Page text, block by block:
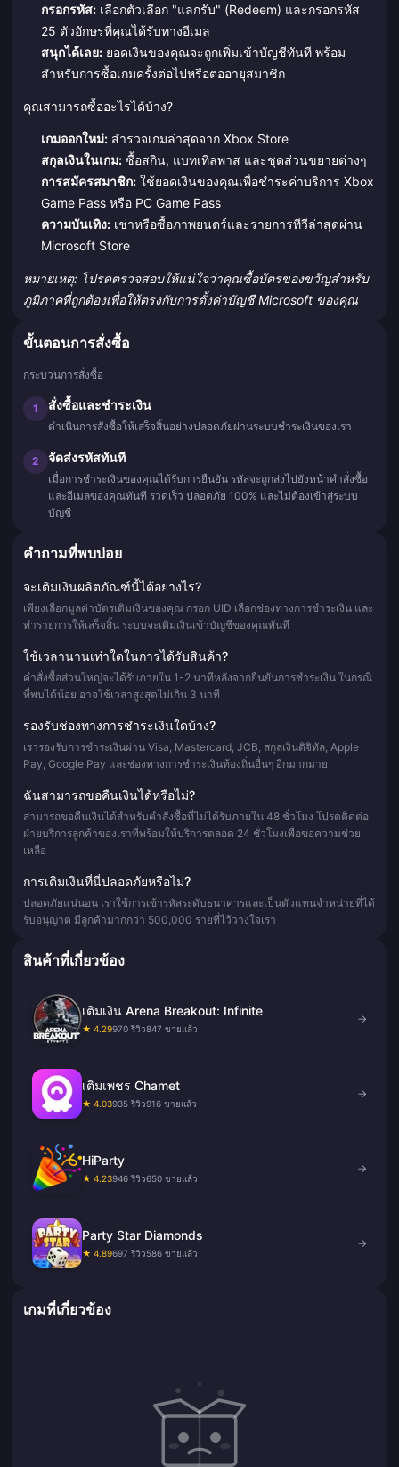
กรอกรหัส:เลือกตัวเลือก "แลกรับ" (Redeem) และกรอกรหัส
25 ตัวอักษรที่คุณได้รับทางอีเมล
สนุกได้เลย:ยอดเงินของคุณจะถูกเพิ่มเข้าบัญชีทันที พร้อม
สำหรับการซื้อเกมครั้งต่อไปหรือต่ออายุสมาชิก
คุณสามารถซื้ออะไรได้บ้าง?
เกมออกใหม่:สำรวจเกมล่าสุดจาก Xbox Store
สกุลเงินในเกม:ซื้อสกิน, แบทเทิลพาส และชุดส่วนขยายต่างๆ
การสมัครสมาชิก:ใช้ยอดเงินของคุณเพื่อชำระค่าบริการ Xbox
Game Pass หรือ PC Game Pass
ความบันเทิง:เช่าหรือซื้อภาพยนตร์และรายการทีวีล่าสุดผ่าน
Microsoft Store
หมายเหตุ: โปรดตรวจสอบให้แน่ใจว่าคุณซื้อบัตรของขวัญสำหรับ
ภูมิภาคที่ถูกต้องเพื่อให้ตรงกับการตั้งค่าบัญชี Microsoft ของคุณ
ขั้นตอนการสั่งซื้อ
กระบวนการสั่งซื้อ
1 สั่งซื้อและชำระเงิน
ดำเนินการสั่งซื้อให้เสร็จสิ้นอย่างปลอดภัยผ่านระบบชำระเงินของเรา
2 จัดส่งรหัสทันที
เมื่อการชำระเงินของคุณได้รับการยืนยัน รหัสจะถูกส่งไปยังหน้าคำสั่งซื้อ
และอีเมลของคุณทันที รวดเร็ว ปลอดภัย 100% และไม่ต้องเข้าสู่ระบบ
บัญชี
คำถามที่พบบ่อย
จะเติมเงินผลิตภัณฑ์นี้ได้อย่างไร?
เพียงเลือกมูลค่าบัตรเติมเงินของคุณ กรอก UID เลือกช่องทางการชำระเงิน และ
ทำรายการให้เสร็จสิ้น ระบบจะเติมเงินเข้าบัญชีของคุณทันที
ใช้เวลานานเท่าใดในการได้รับสินค้า?
คำสั่งซื้อส่วนใหญ่จะได้รับภายใน 1-2 นาทีหลังจากยืนยันการชำระเงิน ในกรณี
ที่พบได้น้อย อาจใช้เวลาสูงสุดไม่เกิน 3 นาที
รองรับช่องทางการชำระเงินใดบ้าง?
เรารองรับการชำระเงินผ่าน Visa, Mastercard, JCB, สกุลเงินดิจิทัล, Apple
Pay, Google Pay และช่องทางการชำระเงินท้องถิ่นอื่นๆ อีกมากมาย
ฉันสามารถขอคืนเงินได้หรือไม่?
สามารถขอคืนเงินได้สำหรับคำสั่งซื้อที่ไม่ได้รับภายใน 48 ชั่วโมง โปรดติดต่อ
ฝ่ายบริการลูกค้าของเราที่พร้อมให้บริการตลอด 24 ชั่วโมงเพื่อขอความช่วย
เหลือ
การเติมเงินที่นี่ปลอดภัยหรือไม่?
ปลอดภัยแน่นอน เราใช้การเข้ารหัสระดับธนาคารและเป็นตัวแทนจำหน่ายที่ได้
รับอนุญาต มีลูกค้ามากกว่า 500,000 รายที่ไว้วางใจเรา
สินค้าที่เกี่ยวข้อง
เติมเงิน Arena Breakout: Infinite
★ 4.29970 รีวิว847 ขายแล้ว
→
เติมเพชร Chamet
★ 4.03935 รีวิว916 ขายแล้ว
→
HiParty
★ 4.23946 รีวิว650 ขายแล้ว
→
Party Star Diamonds
★ 4.89697 รีวิว586 ขายแล้ว
→
เกมที่เกี่ยวข้อง